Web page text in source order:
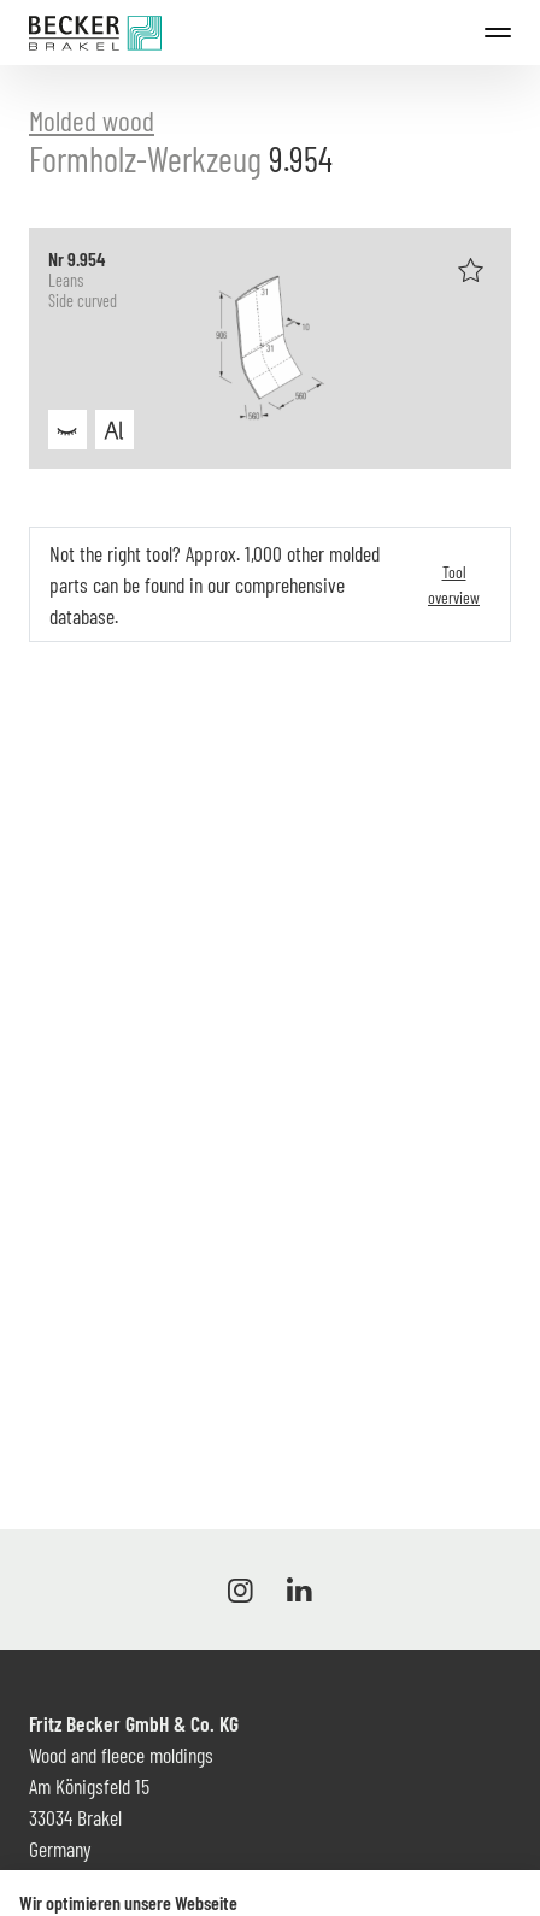
Directly
contentMolded wood
Formholz-Werkzeug 9.954
Nr 9.954
Leans
Side curved
Not the right tool? Approx. 1,000 other molded
parts can be found in our comprehensive
database.
Tool
overview
Fritz Becker GmbH & Co. KG
Wood and fleece moldings
Am Königsfeld 15
33034 Brakel
Germany
Contact and distribution
Wir optimieren unsere Webseite